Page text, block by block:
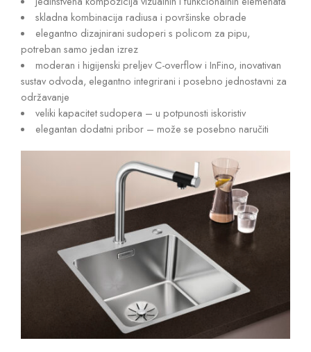
skladna kombinacija radiusa i površinske obrade
elegantno dizajnirani sudoperi s policom za pipu,
potreban samo jedan izrez
moderan i higijenski preljev C-overflow i InFino, inovativan
sustav odvoda, elegantno integrirani i posebno jednostavni za
održavanje
veliki kapacitet sudopera – u potpunosti iskoristiv
elegantan dodatni pribor – može se posebno naručiti